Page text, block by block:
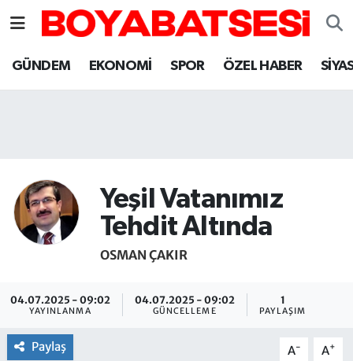
GÜNDEM EKONOMİ SPOR ÖZEL HABER
Yeşil Vatanımız
Tehdit Altında
OSMAN ÇAKIR
04.07.2025 - 09:02
YAYINLANMA
04.07.2025 - 09:02
GÜNCELLEME
1
PAYLAŞIM
Paylaş A- A+
Sinop Nöbetçi Eczaneler
Sinop Trafik Yoğunluk Haritası
Süper Lig Puan Durumu ve Fikstür
Tüm Manşetler
Son Dakika Haberleri
Haber Arşivi